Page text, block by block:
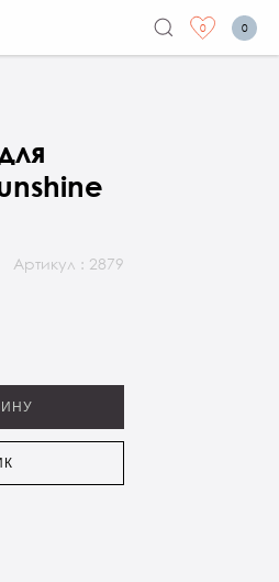
0 0
Артикул : 2879